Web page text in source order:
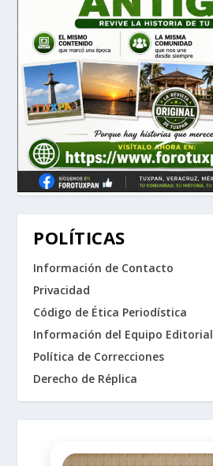
POLÍTICAS
Información de Contacto
Privacidad
Código de Ética Periodística
Información del Equipo Editorial
Política de Correcciones
Derecho de Réplica